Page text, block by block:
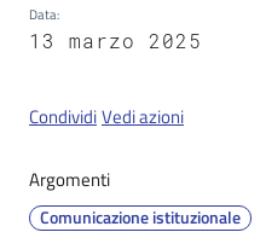
Data:
13 marzo 2025
CondividiVedi azioni
Argomenti
Comunicazione istituzionale